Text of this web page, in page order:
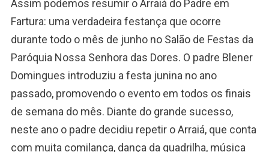
Assim podemos resumir o Arraiá do Padre em
Fartura: uma verdadeira festança que ocorre
durante todo o mês de junho no Salão de Festas da
Paróquia Nossa Senhora das Dores. O padre Blener
Domingues introduziu a festa junina no ano
passado, promovendo o evento em todos os finais
de semana do mês. Diante do grande sucesso,
neste ano o padre decidiu repetir o Arraiá, que conta
com muita comilança, dança da quadrilha, música